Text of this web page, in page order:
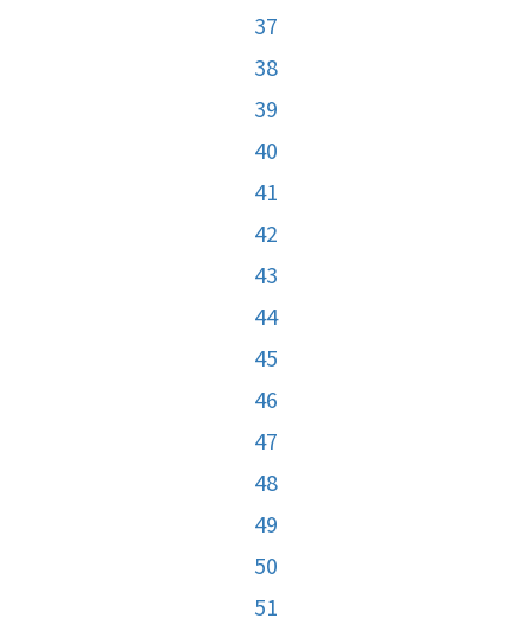
37
38
39
40
41
42
43
44
45
46
47
48
49
50
51